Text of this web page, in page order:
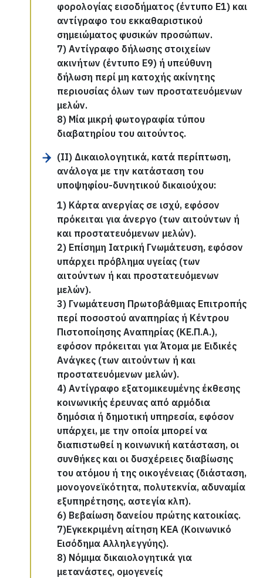
φορολογίας εισοδήματος (έντυπο Ε1) και
αντίγραφο του εκκαθαριστικού
σημειώματος φυσικών προσώπων.
7) Αντίγραφο δήλωσης στοιχείων
ακινήτων (έντυπο Ε9) ή υπεύθυνη
δήλωση περί μη κατοχής ακίνητης
περιουσίας όλων των προστατευόμενων
μελών.
8) Μία μικρή φωτογραφία τύπου
διαβατηρίου του αιτούντος.
(ΙΙ) Δικαιολογητικά, κατά περίπτωση,
ανάλογα με την κατάσταση του
υποψηφίου-δυνητικού δικαιούχου:
1) Κάρτα ανεργίας σε ισχύ, εφόσον
πρόκειται για άνεργο (των αιτούντων ή
και προστατευόμενων μελών).
2) Επίσημη Ιατρική Γνωμάτευση, εφόσον
υπάρχει πρόβλημα υγείας (των
αιτούντων ή και προστατευόμενων
μελών).
3) Γνωμάτευση Πρωτοβάθμιας Επιτροπής
περί ποσοστού αναπηρίας ή Κέντρου
Πιστοποίησης Αναπηρίας (ΚΕ.Π.Α.),
εφόσον πρόκειται για Άτομα με Ειδικές
Ανάγκες (των αιτούντων ή και
προστατευόμενων μελών).
4) Αντίγραφο εξατομικευμένης έκθεσης
κοινωνικής έρευνας από αρμόδια
δημόσια ή δημοτική υπηρεσία, εφόσον
υπάρχει, με την οποία μπορεί να
διαπιστωθεί η κοινωνική κατάσταση, οι
συνθήκες και οι δυσχέρειες διαβίωσης
του ατόμου ή της οικογένειας (διάσταση,
μονογονεϊκότητα, πολυτεκνία, αδυναμία
εξυπηρέτησης, αστεγία κλπ).
6) Βεβαίωση δανείου πρώτης κατοικίας.
7)Εγκεκριμένη αίτηση ΚΕΑ (Κοινωνικό
Εισόδημα Αλληλεγγύης).
8) Νόμιμα δικαιολογητικά για
μετανάστες, ομογενείς